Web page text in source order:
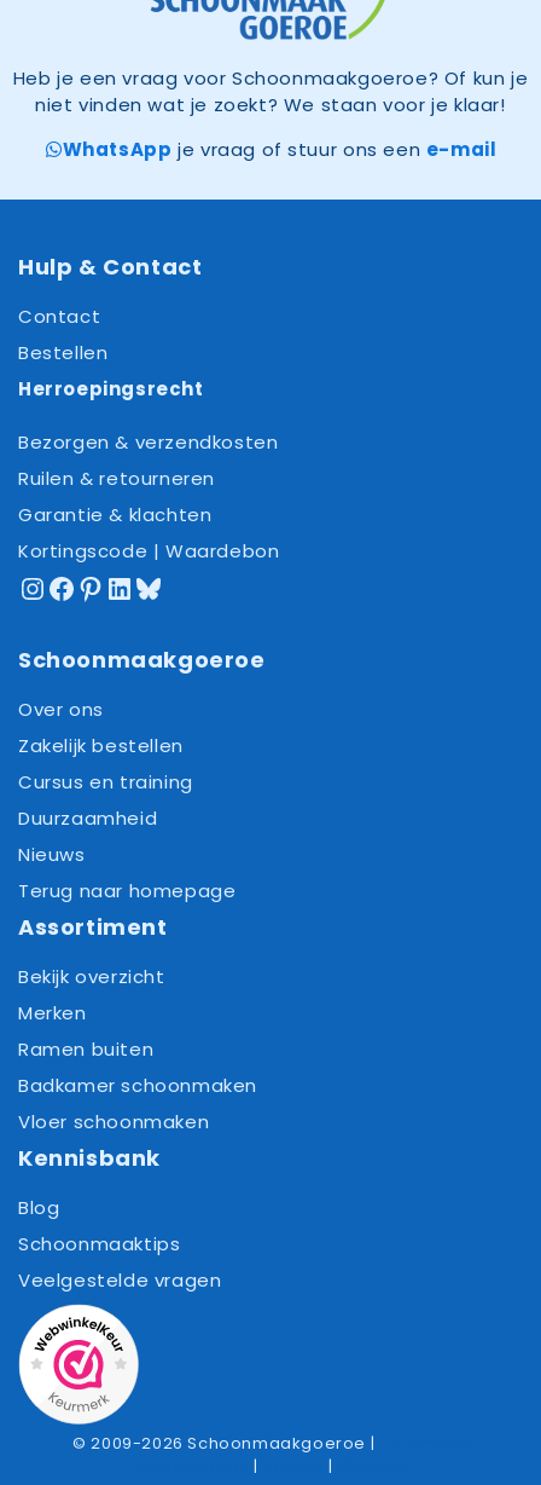
Heb je een vraag voor Schoonmaakgoeroe? Of kun je
niet vinden wat je zoekt? We staan voor je klaar!
WhatsApp je vraag of stuur ons een e-mail
Hulp & Contact
Contact
Bestellen
Herroepingsrecht
Bezorgen & verzendkosten
Ruilen & retourneren
Garantie & klachten
Kortingscode | Waardebon
Instagram
Facebook
Pinterest
LinkedIn
Bluesky
Schoonmaakgoeroe
Over ons
Zakelijk bestellen
Cursus en training
Duurzaamheid
Nieuws
Terug naar homepage
Assortiment
Bekijk overzicht
Merken
Ramen buiten
Badkamer schoonmaken
Vloer schoonmaken
Kennisbank
Blog
Schoonmaaktips
Veelgestelde vragen
© 2009-2026 Schoonmaakgoeroe |
| |